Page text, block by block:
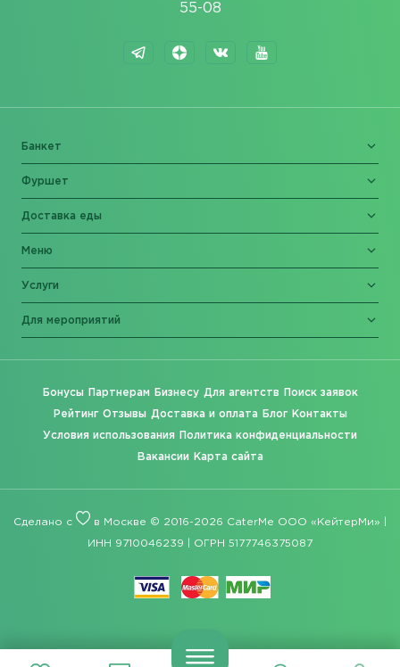
55-08
Банкет
Фуршет
Доставка еды
Меню
Услуги
Для мероприятий
Бонусы Партнерам Бизнесу Для агентств Поиск заявок
Рейтинг Отзывы Доставка и оплата Блог Контакты
Условия использования Политика конфиденциальности
Вакансии Карта сайта
Сделано с в Москве © 2016-2026 CaterMe ООО «КейтерМи» |
ИНН 9710046239 | ОГРН 5177746375087